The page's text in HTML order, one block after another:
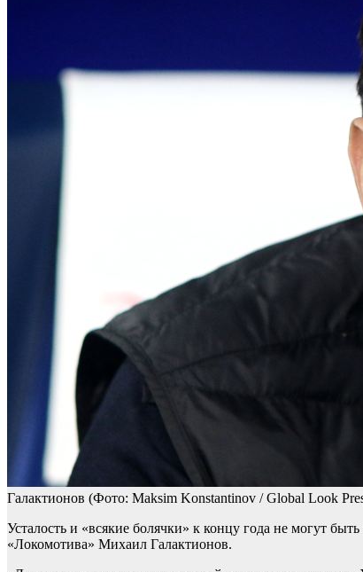
Галактионов (Фото: Maksim Konstantinov / Global Look
Усталость и «всякие болячки» к концу года не могут
«Локомотива» Михаил Галактионов.